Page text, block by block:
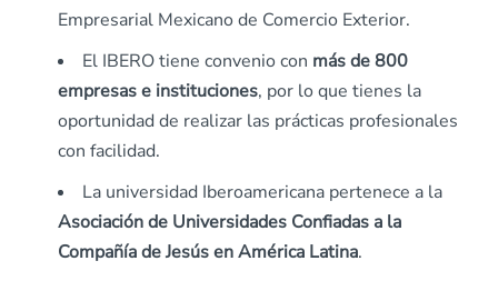
Empresarial Mexicano de Comercio Exterior.
El IBERO tiene convenio con más de 800
empresas e instituciones, por lo que tienes la
oportunidad de realizar las prácticas profesionales
con facilidad.
La universidad Iberoamericana pertenece a la
Asociación de Universidades Confiadas a la
Compañía de Jesús en América Latina.